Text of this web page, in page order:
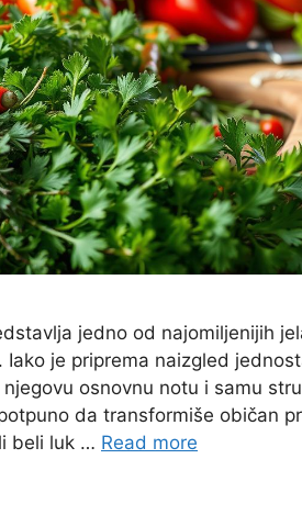
jedno od najomiljenijih
Iako je priprema naizgled
osnovnu notu i samu
da transformiše običan
beli luk … Read more